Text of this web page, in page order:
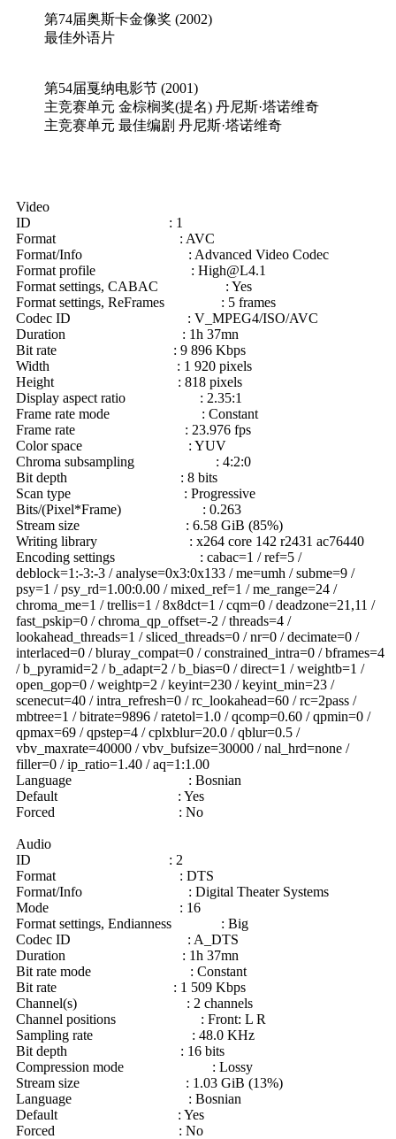
第74届奥斯卡金像奖 (2002)
最佳外语片
第54届戛纳电影节 (2001)
主竞赛单元 金棕榈奖(提名) 丹尼斯·塔诺维奇
主竞赛单元 最佳编剧 丹尼斯·塔诺维奇
Video
ID : 1
Format : AVC
Format/Info : Advanced Video Codec
Format profile : High@L4.1
Format settings, CABAC : Yes
Format settings, ReFrames : 5 frames
Codec ID : V_MPEG4/ISO/AVC
Duration : 1h 37mn
Bit rate : 9 896 Kbps
Width : 1 920 pixels
Height : 818 pixels
Display aspect ratio : 2.35:1
Frame rate mode : Constant
Frame rate : 23.976 fps
Color space : YUV
Chroma subsampling : 4:2:0
Bit depth : 8 bits
Scan type : Progressive
Bits/(Pixel*Frame) : 0.263
Stream size : 6.58 GiB (85%)
Writing library : x264 core 142 r2431 ac76440
Encoding settings : cabac=1 / ref=5 /
deblock=1:-3:-3 / analyse=0x3:0x133 / me=umh / subme=9 /
psy=1 / psy_rd=1.00:0.00 / mixed_ref=1 / me_range=24 /
chroma_me=1 / trellis=1 / 8x8dct=1 / cqm=0 / deadzone=21,11 /
fast_pskip=0 / chroma_qp_offset=-2 / threads=4 /
lookahead_threads=1 / sliced_threads=0 / nr=0 / decimate=0 /
interlaced=0 / bluray_compat=0 / constrained_intra=0 / bframes=4
/ b_pyramid=2 / b_adapt=2 / b_bias=0 / direct=1 / weightb=1 /
open_gop=0 / weightp=2 / keyint=230 / keyint_min=23 /
scenecut=40 / intra_refresh=0 / rc_lookahead=60 / rc=2pass /
mbtree=1 / bitrate=9896 / ratetol=1.0 / qcomp=0.60 / qpmin=0 /
qpmax=69 / qpstep=4 / cplxblur=20.0 / qblur=0.5 /
vbv_maxrate=40000 / vbv_bufsize=30000 / nal_hrd=none /
filler=0 / ip_ratio=1.40 / aq=1:1.00
Language : Bosnian
Default : Yes
Forced : No
Audio
ID : 2
Format : DTS
Format/Info : Digital Theater Systems
Mode : 16
Format settings, Endianness : Big
Codec ID : A_DTS
Duration : 1h 37mn
Bit rate mode : Constant
Bit rate : 1 509 Kbps
Channel(s) : 2 channels
Channel positions : Front: L R
Sampling rate : 48.0 KHz
Bit depth : 16 bits
Compression mode : Lossy
Stream size : 1.03 GiB (13%)
Language : Bosnian
Default : Yes
Forced : No